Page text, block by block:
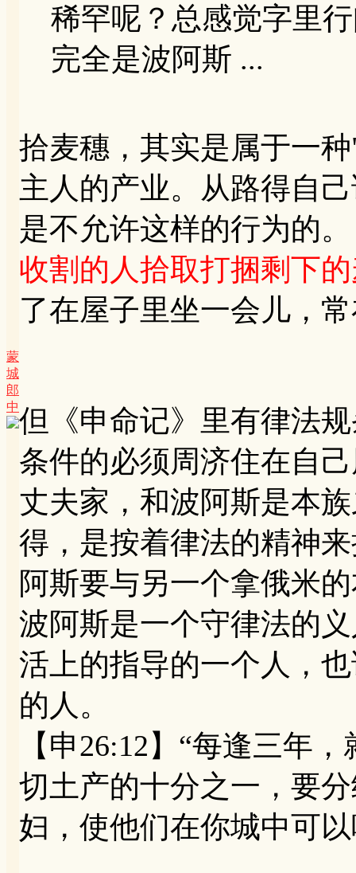
蒙
城
郎
中
稀罕呢？总感觉字里
完全是波阿斯 ...
拾麦穗，其实是属于一
主人的产业。从路得自
是不允许这样的行为的
收割的人拾取打捆剩下的
了在屋子里坐一会儿，
但《申命记》里有律法
条件的必须周济住在自
丈夫家，和波阿斯是本
得，是按着律法的精神
阿斯要与另一个拿俄米
波阿斯是一个守律法的
活上的指导的一个人，
的人。
【申26:12】“每逢三年
切土产的十分之一，要
妇，使他们在你城中可